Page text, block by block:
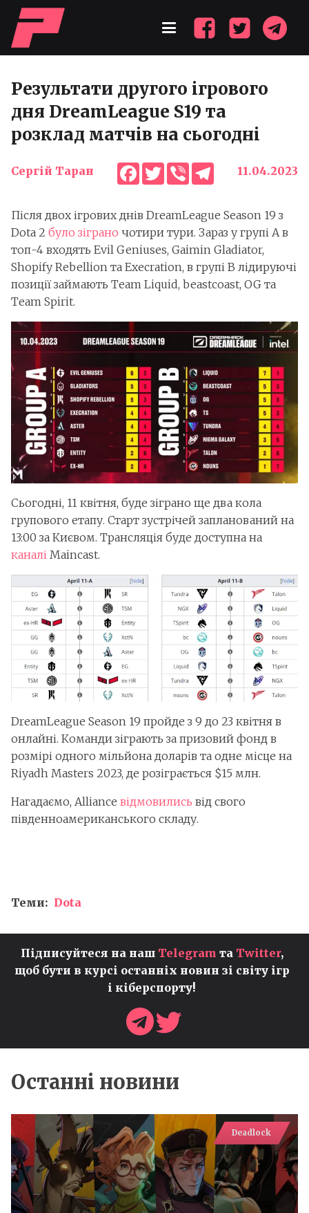
Результати другого ігрового
дня DreamLeague S19 та
розклад матчів на сьогодні
Сергій Таран Facebook
TwitterViber Telegram
11.04.2023
Після двох ігрових днів DreamLeague Season 19 з
Dota 2 було зіграно чотири тури. Зараз у групі A в
топ-4 входять Evil Geniuses, Gaimin Gladiator,
Shopify Rebellion та Execration, в групі B лідируючі
позиції займають Team Liquid, beastcoast, OG та
Team Spirit.
Сьогодні, 11 квітня, буде зіграно ще два кола
групового етапу. Старт зустрічей запланований на
13:00 за Києвом. Трансляція буде доступна на
каналі Maincast.
DreamLeague Season 19 пройде з 9 до 23 квітня в
онлайні. Команди зіграють за призовий фонд в
розмірі одного мільйона доларів та одне місце на
Riyadh Masters 2023, де розіграється $15 млн.
Нагадаємо, Alliance відмовились від свого
південноамериканського складу.
Теми: Dota
Підписуйтеся на наш Telegram та Twitter,
щоб бути в курсі останніх новин зі світу ігр
і кіберспорту!
Останні новини
Deadlock